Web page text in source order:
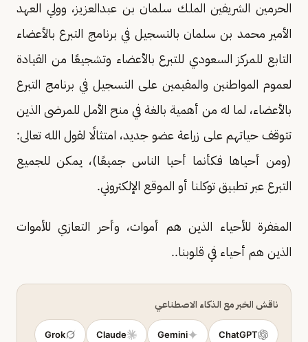
الحرمين الشريفين الملك سلمان بن عبدالعزيز، وولي العهد
الأمير محمد بن سلمان بالتسجيل في برنامج التبرع بالأعضاء
التابع للمركز السعودي للتبرع بالأعضاء وتشجيعًا من القيادة
لعموم المواطنين والمقيمين على التسجيل في برنامج التبرع
بالأعضاء، لما له من أهمية بالغة في منح الأمل للمرضى الذين
تتوقف حياتهم على زراعة عضو جديد، امتثالًا لقول الله تعالى:
(ومن أحياها فكأنما أحيا الناس جميعًا)، يمكن للجميع
التبرع عبر تطبيق توكلنا أو الموقع الإلكتروني.
المغفرة للأحياء الذين هم أموات، وأحر التعازي للأموات
الذين هم أحياء في قلوبنا..
ناقش الخبر مع الذكاء الاصطناعي
ChatGPT
Gemini
Claude
Grok